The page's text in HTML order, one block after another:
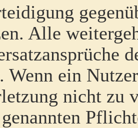
Alle
Wenn ein
nicht zu